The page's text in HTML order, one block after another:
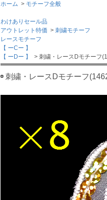
ホーム > モチーフ全般
わけありセール品
アウトレット特価 > 刺繍モチーフ
レースモチーフ
【 ーCー 】
【 ーDー 】
> 刺繍・レースDモチーフ
刺繍・レースDモチーフ